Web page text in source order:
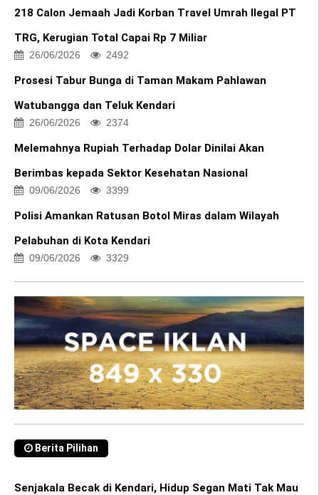
218 Calon Jemaah Jadi Korban Travel Umrah Ilegal PT
TRG, Kerugian Total Capai Rp 7 Miliar
26/06/2026 2492
Prosesi Tabur Bunga di Taman Makam Pahlawan
Watubangga dan Teluk Kendari
26/06/2026 2374
Melemahnya Rupiah Terhadap Dolar Dinilai Akan
Berimbas kepada Sektor Kesehatan Nasional
09/06/2026 3399
Polisi Amankan Ratusan Botol Miras dalam Wilayah
Pelabuhan di Kota Kendari
09/06/2026 3329
Berita Pilihan
Senjakala Becak di Kendari, Hidup Segan Mati Tak Mau